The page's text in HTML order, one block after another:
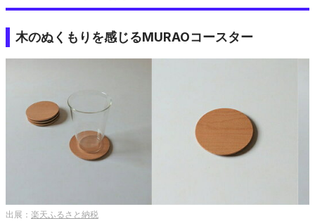
木のぬくもりを感じるMURAOコースター
出展： 楽天ふるさと納税